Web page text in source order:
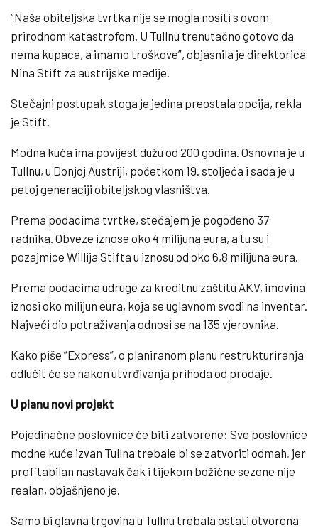
“Naša obiteljska tvrtka nije se mogla nositi s ovom
prirodnom katastrofom. U Tullnu trenutačno gotovo da
nema kupaca, a imamo troškove”, objasnila je direktorica
Nina Stift za austrijske medije.
Stečajni postupak stoga je jedina preostala opcija, rekla
je Stift.
Modna kuća ima povijest dužu od 200 godina. Osnovna je u
Tullnu, u Donjoj Austriji, početkom 19. stoljeća i sada je u
petoj generaciji obiteljskog vlasništva.
Prema podacima tvrtke, stečajem je pogođeno 37
radnika. Obveze iznose oko 4 milijuna eura, a tu su i
pozajmice Willija Stifta u iznosu od oko 6,8 milijuna eura.
Prema podacima udruge za kreditnu zaštitu AKV, imovina
iznosi oko milijun eura, koja se uglavnom svodi na inventar.
Najveći dio potraživanja odnosi se na 135 vjerovnika.
Kako piše “Express”, o planiranom planu restrukturiranja
odlučit će se nakon utvrđivanja prihoda od prodaje.
U planu novi projekt
Pojedinačne poslovnice će biti zatvorene: Sve poslovnice
modne kuće izvan Tullna trebale bi se zatvoriti odmah, jer
profitabilan nastavak čak i tijekom božićne sezone nije
realan, objašnjeno je.
Samo bi glavna trgovina u Tullnu trebala ostati otvorena